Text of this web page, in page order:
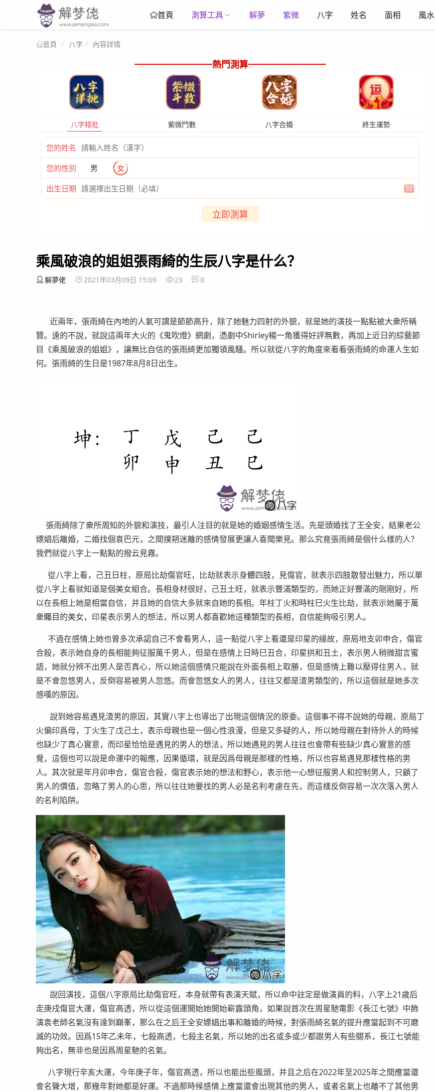
首頁 測算工具 解夢 紫微 八字 姓名 面相 風水
首頁 八字 內容詳情
熱門測算
八字精批 紫微鬥數 八字合婚 終生運勢
您的姓名
您的性別 男 女
出生日期
立即測算
乘風破浪的姐姐張雨綺的生辰八字是什么？
解夢佬 2021年03月09日 15:09 23 0
近兩年，張雨綺在內地的人氣可謂是節節高升，除了她魅力四射的外貌，就是她的演技一點點被大衆所稱
贊。遠的不說，就說這兩年大火的《鬼吹燈》網劇，憑劇中Shirley楊一角獲得好評無數，再加上近日的綜藝節
目《乘風破浪的姐姐》，讓無比自信的張雨綺更加獨領風騷。所以就從八字的角度來看看張雨綺的命運人生如
何。張雨綺的生日是1987年8月8日出生。
張雨綺除了衆所周知的外貌和演技，最引人注目的就是她的婚姻感情生活。先是頭婚找了王全安，結果老公
嫖娼后離婚，二婚找個袁巴元，之間撲朔迷離的感情發展更讓人喜聞樂見。那么究竟張雨綺是個什么樣的人？
我們就從八字上一點點的撥云見霧。
從八字上看，己丑日柱，原局比劫傷官旺，比劫就表示身體四肢，見傷官，就表示四肢散發出魅力，所以單
從八字上看就知道是個美女組合。長相身材很好，己丑土旺，就表示豐滿類型的，而她正好豐滿的剛剛好，所
以在長相上她是相當自信，并且她的自信大多就來自她的長相。年柱丁火和時柱巳火生比劫，就表示她屬于萬
衆矚目的美女，印星表示男人的想法，所以男人都喜歡她這種類型的長相，自信能夠吸引男人。
不過在感情上她也曾多次承認自己不會看男人，這一點從八字上看還是印星的緣故，原局地支卯申合，傷官
合殺，表示她自身的長相能夠征服萬千男人，但是在感情上日時巳丑合，印星拱和丑土，表示男人稍微甜言蜜
語，她就分辨不出男人是否真心，所以她這個感情只能說在外面長相上取勝，但是感情上難以壓得住男人，就
是不會忽悠男人，反倒容易被男人忽悠。而會忽悠女人的男人，往往又都是渣男類型的，所以這個就是她多次
感嘆的原因。
說到她容易遇見渣男的原因，其實八字上也導出了出現這個情況的原委。這個事不得不說她的母親，原局丁
火偏印爲母，丁火生了戊己土，表示母親也是一個心性浪漫，但是又多疑的人，所以她母親在對待外人的時候
也缺少了真心實意，而印星恰恰是遇見的男人的想法，所以她遇見的男人往往也會帶有些缺少真心實意的感
覺，這個也可以說是命運中的報應，因果循環，就是因爲母親是那樣的性格，所以也容易遇見那樣性格的男
人。其次就是年月卯申合，傷官合殺，傷官表示她的想法和野心，表示他一心想征服男人和控制男人，只顧了
男人的價值，忽略了男人的心思，所以往往她要找的男人必是名利考慮在先，而這樣反倒容易一次次落入男人
的名利陷阱。
說回演技，這個八字原局比劫傷官旺，本身就帶有表演天賦，所以命中註定是做演員的料，八字上21歲后
走庚戌傷官大運，傷官高透，所以從這個運開始她開始嶄露頭角，如果說首次在周星馳電影《長江七號》中飾
演袁老師名氣沒有達到巔峯，那么在之后王全安嫖娼出事和離婚的時候，對張雨綺名氣的提升應當起到不可磨
滅的功效。因爲15年乙未年，七殺高透，七殺主名氣，所以她的出名或多或少都跟男人有些關系，長江七號能
夠出名，無非也是因爲周星馳的名氣。
八字現行辛亥大運，今年庚子年，傷官高透，所以也能出些風頭，并且之后在2022年至2025年之間應當還
會名聲大增，那幾年對她都是好運。不過那時候感情上應當還會出現其他的男人，或者名氣上也離不了其他男